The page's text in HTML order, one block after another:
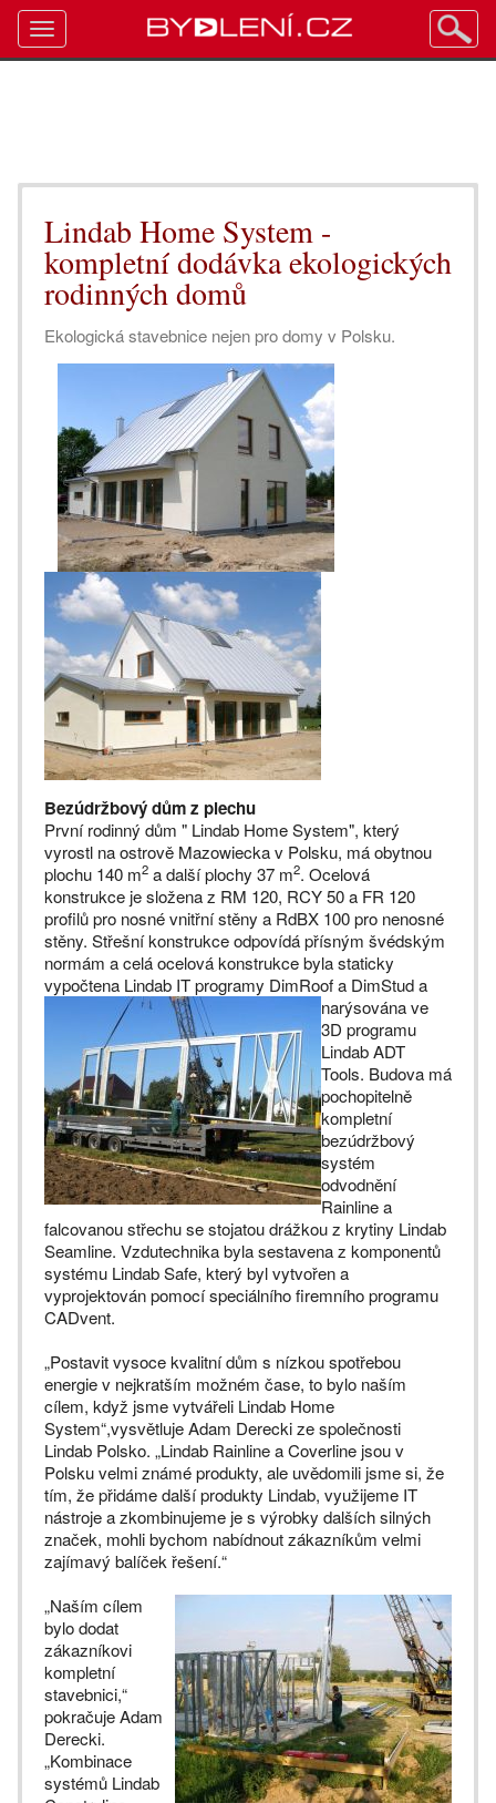
Lindab Home System -
kompletní dodávka ekologických
rodinných domů
Ekologická stavebnice nejen pro domy v Polsku.
Bezúdržbový dům z plechu
První rodinný dům " Lindab Home System", který
vyrostl na ostrově Mazowiecka v Polsku, má obytnou
plochu 140 m2 a další plochy 37 m2. Ocelová
konstrukce je složena z RM 120, RCY 50 a FR 120
profilů pro nosné vnitřní stěny a RdBX 100 pro nenosné
stěny. Střešní konstrukce odpovídá přísným švédským
normám a celá ocelová konstrukce byla staticky
vypočtena Lindab IT programy DimRoof a DimStud a
narýsována ve
3D programu
Lindab ADT
Tools. Budova má
pochopitelně
kompletní
bezúdržbový
systém
odvodnění
Rainline a
falcovanou střechu se stojatou drážkou z krytiny Lindab
Seamline. Vzdutechnika byla sestavena z komponentů
systému Lindab Safe, který byl vytvořen a
vyprojektován pomocí speciálního firemního programu
CADvent.
„Postavit vysoce kvalitní dům s nízkou spotřebou
energie v nejkratším možném čase, to bylo naším
cílem, když jsme vytvářeli Lindab Home
System“,vysvětluje Adam Derecki ze společnosti
Lindab Polsko. „Lindab Rainline a Coverline jsou v
Polsku velmi známé produkty, ale uvědomili jsme si, že
tím, že přidáme další produkty Lindab, využijeme IT
nástroje a zkombinujeme je s výrobky dalších silných
značek, mohli bychom nabídnout zákazníkům velmi
zajímavý balíček řešení.“
„Naším cílem
bylo dodat
zákazníkovi
kompletní
stavebnici,“
pokračuje Adam
Derecki.
„Kombinace
systémů Lindab
Toggle
navigation